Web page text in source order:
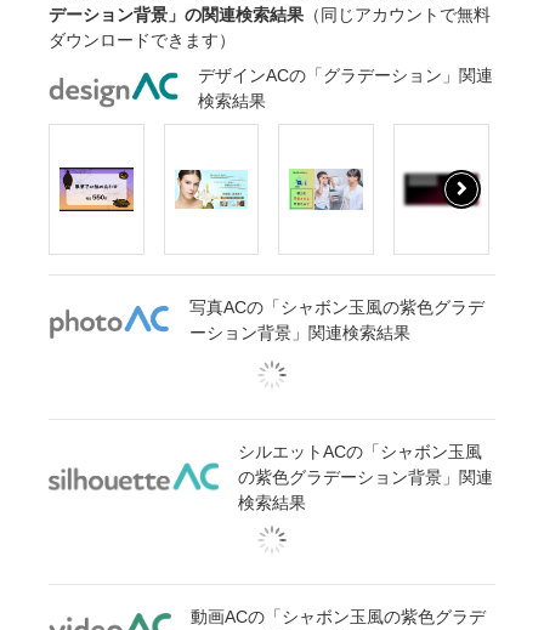
デーション背景」の関連検索結果 （同じアカウントで無料
ダウンロードできます）
デザインACの「グラデーション」関連
検索結果
写真ACの「シャボン玉風の紫色グラデ
ーション背景」関連検索結果
シルエットACの「シャボン玉風
の紫色グラデーション背景」関連
検索結果
動画ACの「シャボン玉風の紫色グラデ